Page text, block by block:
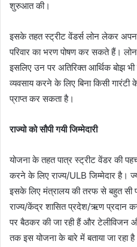
शुरुआत की।
इसके तहत स्ट्रीट वेंडर्स लोन लेकर
परिवार का भरण पोषण कर सकते हैं।
इसलिए उन पर अतिरिक्त आर्थिक बोझ
व्यवसाय करने के लिए बिना किसी
प्राप्त कर सकता है।
राज्यो को सौपी गयी जिम्मेदारी
योजना के तहत पात्र स्ट्रीट वेंडर की
करने के लिए राज्य/ULB जिम्मेदार है।
इसके लिए मंत्रालय की तरफ से बहुत सी
राज्य/केंद्र शासित प्रदेश/ऋण प्रदान
पर बैठकर की जा रही हैं और टेलीविजन
तक इस योजना के बारे में बताया जा रहा